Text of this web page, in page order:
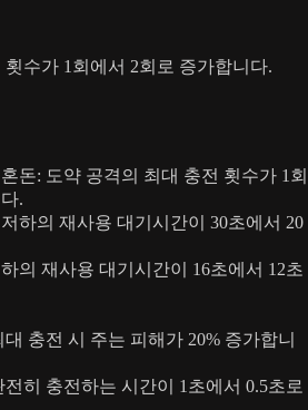
횟수가 1회에서 2회로 증가합니다.
돈: 도약 공격의 최대 충전 횟수가 1회
.
하의 재사용 대기시간이 30초에서 20
의 재사용 대기시간이 16초에서 12초
충전 시 주는 피해가 20% 증가합니
히 충전하는 시간이 1초에서 0.5초로